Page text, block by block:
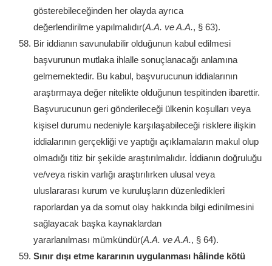
gösterebileceğinden her olayda ayrıca
değerlendirilme yapılmalıdır(A.A. ve A.A., § 63).
Bir iddianın savunulabilir olduğunun kabul edilmesi
başvurunun mutlaka ihlalle sonuçlanacağı anlamına
gelmemektedir. Bu kabul, başvurucunun iddialarının
araştırmaya değer nitelikte olduğunun tespitinden ibarettir.
Başvurucunun geri gönderileceği ülkenin koşulları veya
kişisel durumu nedeniyle karşılaşabileceği risklere ilişkin
iddialarının gerçekliği ve yaptığı açıklamaların makul olup
olmadığı titiz bir şekilde araştırılmalıdır. İddianın doğruluğu
ve/veya riskin varlığı araştırılırken ulusal veya
uluslararası kurum ve kuruluşların düzenledikleri
raporlardan ya da somut olay hakkında bilgi edinilmesini
sağlayacak başka kaynaklardan
yararlanılması mümkündür(A.A. ve A.A., § 64).
Sınır dışı etme kararının uygulanması hâlinde kötü